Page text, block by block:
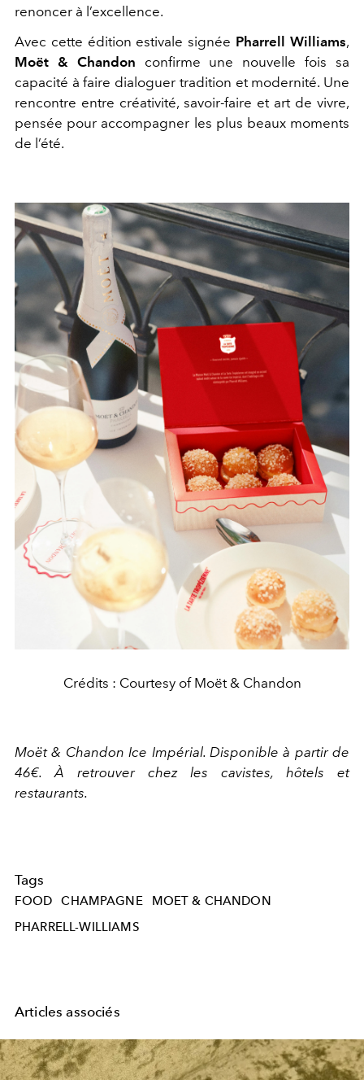
renoncer à l’excellence.
Avec cette édition estivale signée Pharrell Williams,
Moët & Chandon confirme une nouvelle fois sa
capacité à faire dialoguer tradition et modernité. Une
rencontre entre créativité, savoir-faire et art de vivre,
pensée pour accompagner les plus beaux moments
de l’été.
Crédits : Courtesy of Moët & Chandon
Moët & Chandon Ice Impérial. Disponible à partir de
46€. À retrouver chez les cavistes, hôtels et
restaurants.
Tags
FOOD CHAMPAGNE
MOET & CHANDON
PHARRELL-WILLIAMS
Articles associés